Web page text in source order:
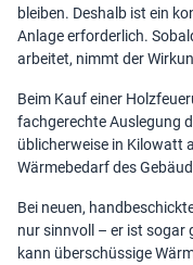
bleiben. Deshalb ist ein
Anlage erforderlich.
arbeitet, nimmt der
Beim Kauf einer
fachgerechte Auslegung
üblicherweise in Kilowatt
Wärmebedarf des
Bei neuen,
nur sinnvoll – er ist sogar
kann überschüssige